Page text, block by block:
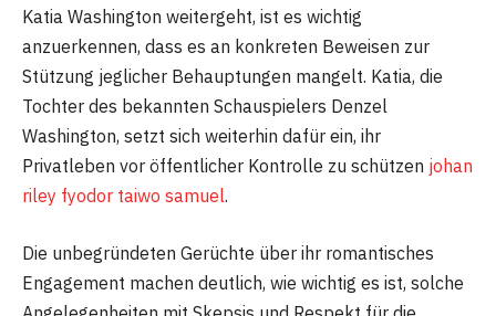
Katia Washington weitergeht, ist es wichtig
anzuerkennen, dass es an konkreten Beweisen zur
Stützung jeglicher Behauptungen mangelt. Katia, die
Tochter des bekannten Schauspielers Denzel
Washington, setzt sich weiterhin dafür ein, ihr
Privatleben vor öffentlicher Kontrolle zu schützen johan
riley fyodor taiwo samuel.
Die unbegründeten Gerüchte über ihr romantisches
Engagement machen deutlich, wie wichtig es ist, solche